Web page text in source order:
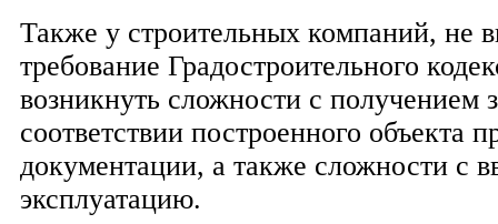
Также у строительных компаний, не
требование Градостроительного
возникнуть сложности с получением
соответствии построенного объекта
документации, а также сложности с
эксплуатацию.